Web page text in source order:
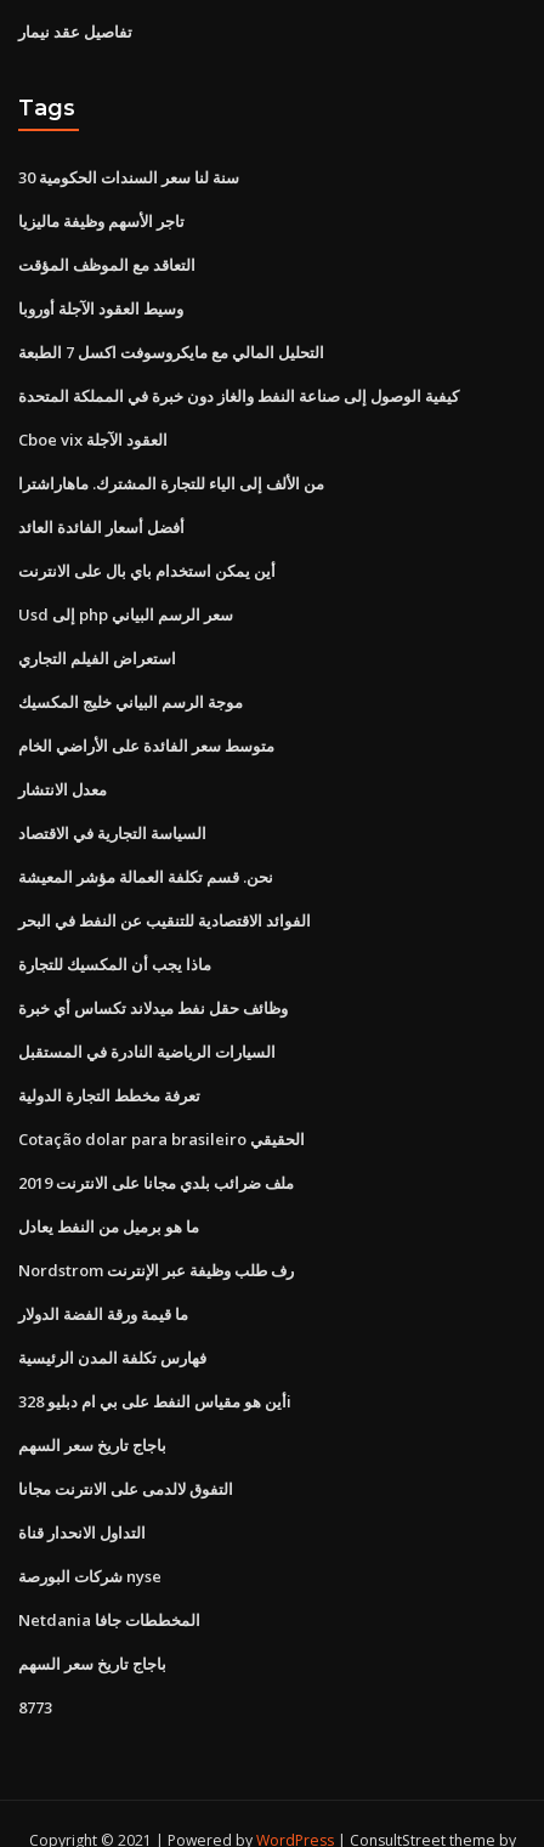
تفاصيل عقد نيمار
Tags
30 سنة لنا سعر السندات الحكومية
تاجر الأسهم وظيفة ماليزيا
التعاقد مع الموظف المؤقت
وسيط العقود الآجلة أوروبا
التحليل المالي مع مايكروسوفت اكسل 7 الطبعة
كيفية الوصول إلى صناعة النفط والغاز دون خبرة في المملكة المتحدة
Cboe vix العقود الآجلة
من الألف إلى الياء للتجارة المشترك. ماهاراشترا
أفضل أسعار الفائدة العائد
أين يمكن استخدام باي بال على الانترنت
Usd إلى php سعر الرسم البياني
استعراض الفيلم التجاري
موجة الرسم البياني خليج المكسيك
متوسط ​​سعر الفائدة على الأراضي الخام
معدل الانتشار
السياسة التجارية في الاقتصاد
نحن. قسم تكلفة العمالة مؤشر المعيشة
الفوائد الاقتصادية للتنقيب عن النفط في البحر
ماذا يجب أن المكسيك للتجارة
وظائف حقل نفط ميدلاند تكساس أي خبرة
السيارات الرياضية النادرة في المستقبل
تعرفة مخطط التجارة الدولية
Cotação dolar para brasileiro الحقيقي
ملف ضرائب بلدي مجانا على الانترنت 2019
ما هو برميل من النفط يعادل
Nordstrom رف طلب وظيفة عبر الإنترنت
ما قيمة ورقة الفضة الدولار
فهارس تكلفة المدن الرئيسية
أين هو مقياس النفط على بي ام دبليو 328i
باجاج تاريخ سعر السهم
التفوق لالدمى على الانترنت مجانا
التداول الانحدار قناة
شركات البورصة nyse
Netdania المخططات جافا
باجاج تاريخ سعر السهم
8773
Copyright © 2021 | Powered byWordPress ConsultStreet theme by